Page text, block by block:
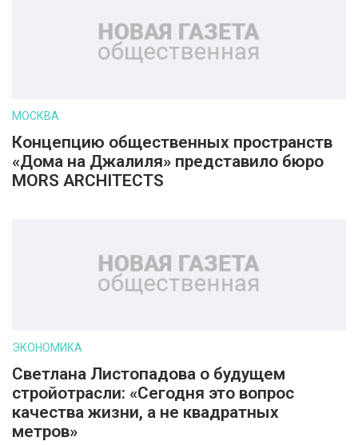
МОСКВА
Концепцию общественных пространств
«Дома на Джалиля» представило бюро
MORS ARCHITECTS
ЭКОНОМИКА
Светлана Листопадова о будущем
стройотрасли: «Сегодня это вопрос
качества жизни, а не квадратных
метров»